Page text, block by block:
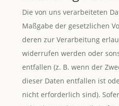
Die von uns verarbeiteten
Maßgabe der gesetzlichen
deren zur Verarbeitung
widerrufen werden oder
entfallen (z. B. wenn der
dieser Daten entfallen ist
nicht erforderlich sind).